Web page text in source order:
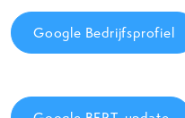
Google Bedrijfsprofiel